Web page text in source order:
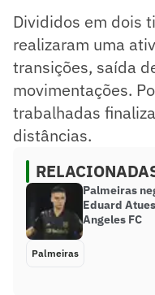
Divididos em dois
realizaram uma
transições, saída
movimentações.
trabalhadas
distâncias.
Palmeiras
Eduard
Angeles FC
Palmeiras